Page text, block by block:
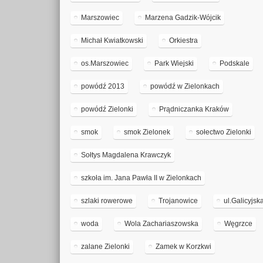
Marszowiec Marzena Gadzik-Wójcik
Michał Kwiatkowski Orkiestra
os.Marszowiec Park Wiejski Podskale
powódź 2013 powódź w Zielonkach
powódź Zielonki Prądniczanka Kraków
smok smok Zielonek sołectwo Zielonki
Sołtys Magdalena Krawczyk
szkoła im. Jana Pawła II w Zielonkach
szlaki rowerowe Trojanowice
woda Wola Zachariaszowska Węgrzce
zalane Zielonki Zamek w Korzkwi